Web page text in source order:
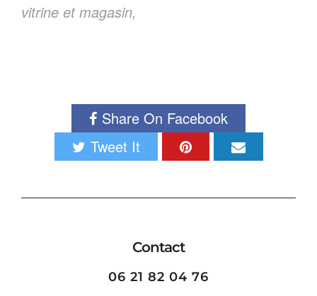
vitrine et magasin,
Share On Facebook
Tweet It
Contact
06 21 82 04 76